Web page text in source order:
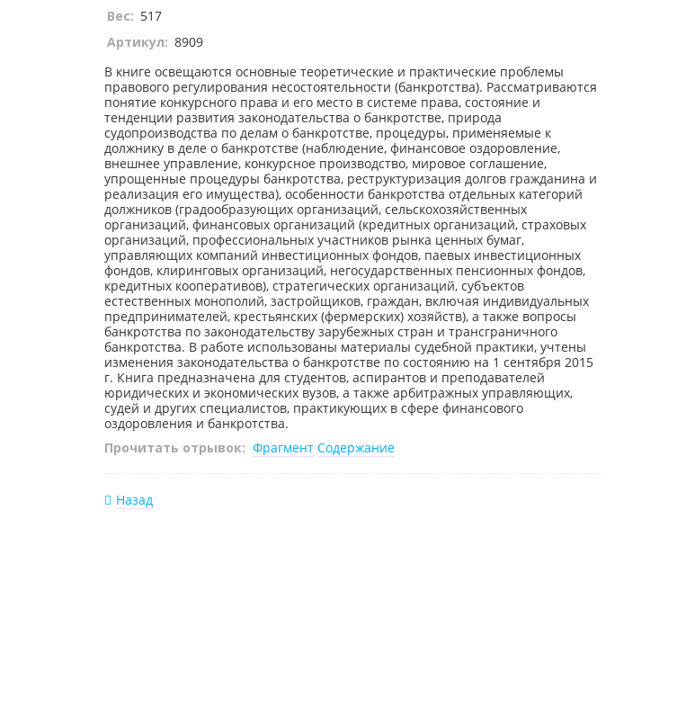
Вес: 517
Артикул: 8909
В книге освещаются основные теоретические и практические проблемы
правового регулирования несостоятельности (банкротства). Рассматриваются
понятие конкурсного права и его место в системе права, состояние и
тенденции развития законодательства о банкротстве, природа
судопроизводства по делам о банкротстве, процедуры, применяемые к
должнику в деле о банкротстве (наблюдение, финансовое оздоровление,
внешнее управление, конкурсное производство, мировое соглашение,
упрощенные процедуры банкротства, реструктуризация долгов гражданина и
реализация его имущества), особенности банкротства отдельных категорий
должников (градообразующих организаций, сельскохозяйственных
организаций, финансовых организаций (кредитных организаций, страховых
организаций, профессиональных участников рынка ценных бумаг,
управляющих компаний инвестиционных фондов, паевых инвестиционных
фондов, клиринговых организаций, негосударственных пенсионных фондов,
кредитных кооперативов), стратегических организаций, субъектов
естественных монополий, застройщиков, граждан, включая индивидуальных
предпринимателей, крестьянских (фермерских) хозяйств), а также вопросы
банкротства по законодательству зарубежных стран и трансграничного
банкротства. В работе использованы материалы судебной практики, учтены
изменения законодательства о банкротстве по состоянию на 1 сентября 2015
г. Книга предназначена для студентов, аспирантов и преподавателей
юридических и экономических вузов, а также арбитражных управляющих,
судей и других специалистов, практикующих в сфере финансового
оздоровления и банкротства.
Прочитать отрывок: Фрагмент Содержание
Назад